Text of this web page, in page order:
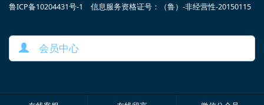
鲁ICP备10204431号-1 信息服务资格证号：（鲁）-非经营性-20150115
会员中心